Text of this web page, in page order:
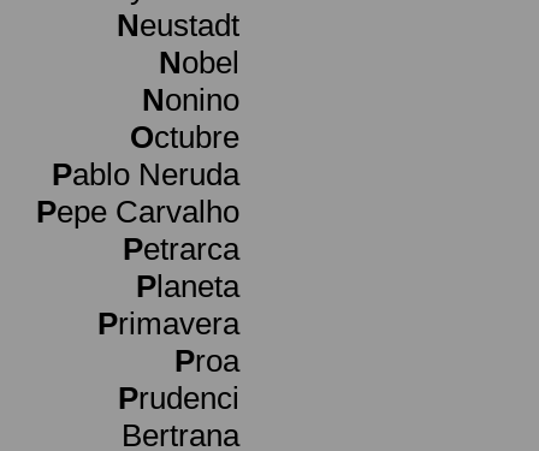
Neustadt
Nobel
Nonino
Octubre
Pablo Neruda
Pepe Carvalho
Petrarca
Planeta
Primavera
Proa
Prudenci
Bertrana